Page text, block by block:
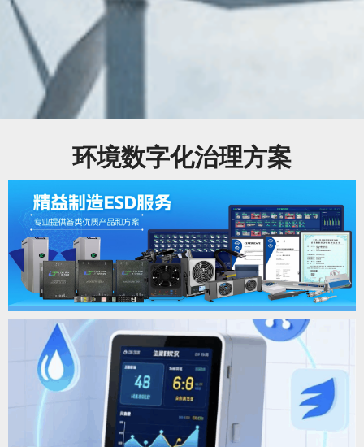
环境数字化治理方案